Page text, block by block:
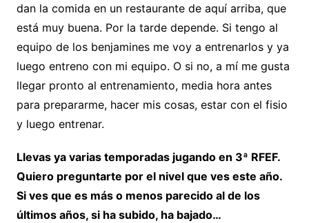
dan la comida en un restaurante de aquí arriba, que
está muy buena. Por la tarde depende. Si tengo al
equipo de los benjamines me voy a entrenarlos y ya
luego entreno con mi equipo. O si no, a mí me gusta
llegar pronto al entrenamiento, media hora antes
para prepararme, hacer mis cosas, estar con el fisio
y luego entrenar.
Llevas ya varias temporadas jugando en 3ª RFEF.
Quiero preguntarte por el nivel que ves este año.
Si ves que es más o menos parecido al de los
últimos años, si ha subido, ha bajado…